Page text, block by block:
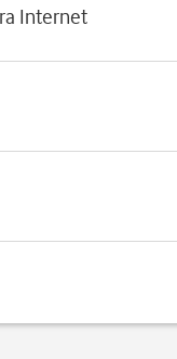
Internet